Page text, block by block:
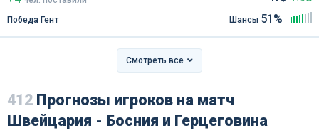
Победа Гент
Шансы 51%
Смотреть все
412 Прогнозы игроков на матч
Швейцария - Босния и Герцеговина